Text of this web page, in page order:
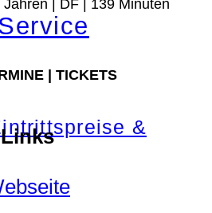
&
| DF | 139 Minuten
| TICKETS
Links